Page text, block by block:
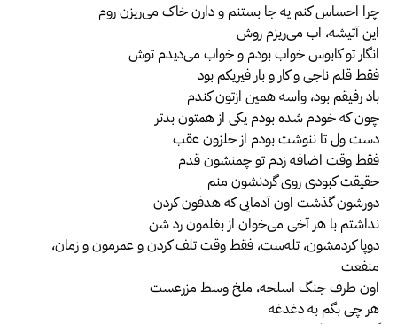
چرا احساس کنم یه جا بستنم و دارن خاک می‌ریزن روم
این آتیشه، اب می‌ریزم روش
انگار تو کابوس خواب بودم و خواب می‌دیدم توش
فقط قلم ناجی و کار و بار فیریکم بود
باد رفیقم بود، واسه همین ازتون کندم
چون که خودم شده بودم یکی از همتون بدتر
دست ول تا ننوشت بودم از حلزون عقب
فقط وقت اضافه زدم تو چمنشون قدم
حقیقت کبودی روی گردنشون منم
دورشون گذشت اون آدمایی که هدفون کردن
نداشتم با هر آخی می‌خوان از بغلمون رد شن
دوپا کردمشون، تله‌ست، فقط وقت تلف کردن و عمرمون و زمان،
منفعت
اون طرف جنگ اسلحه، ملخ وسط مزرعست
هر چی بگم به دغدغه